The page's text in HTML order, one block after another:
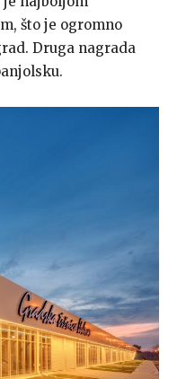
što je ogromno
Druga nagrada